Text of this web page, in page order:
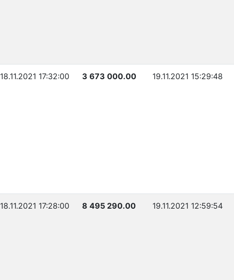
18.11.2021 17:32:00 3 673 000.00 19.11.2021 15:29:48
18.11.2021 17:28:00 8 495 290.00 19.11.2021 12:59:54